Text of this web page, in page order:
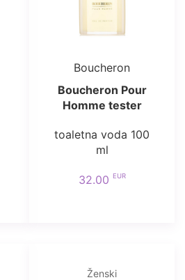
Boucheron
Boucheron Pour
Homme tester
toaletna voda 100
ml
32.00 EUR
Ženski